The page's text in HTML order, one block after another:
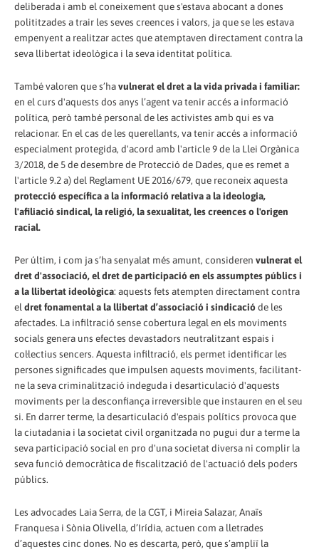
deliberada i amb el coneixement que s'estava abocant a dones
polititzades a trair les seves creences i valors, ja que se les estava
empenyent a realitzar actes que atemptaven directament contra la
seva llibertat ideològica i la seva identitat política.
També valoren que s’havulnerat el dret a la vida privada i familiar:
en el curs d'aquests dos anys l’agent va tenir accés a informació
política, però també personal de les activistes amb qui es va
relacionar. En el cas de les querellants, va tenir accés a informació
especialment protegida, d'acord amb l'article 9 de la Llei Orgànica
3/2018, de 5 de desembre de Protecció de Dades, que es remet a
l'article 9.2 a) del Reglament UE 2016/679, que reconeix aquesta
protecció específica a la informació relativa a la ideologia,
l'afiliació sindical, la religió, la sexualitat, les creences o l'origen
racial.
Per últim, i com ja s’ha senyalat més amunt, consideren vulnerat el
dret d'associació, el dret de participació en els assumptes públics i
a la llibertat ideològica: aquests fets atempten directament contra
el dret fonamental a la llibertat d’associació i sindicacióde les
afectades. La infiltració sense cobertura legal en els moviments
socials genera uns efectes devastadors neutralitzant espais i
col·lectius sencers. Aquesta infiltració, els permet identificar les
persones significades que impulsen aquests moviments, facilitant-
ne la seva criminalització indeguda i desarticulació d'aquests
moviments per la desconfiança irreversible que instauren en el seu
si. En darrer terme, la desarticulació d'espais polítics provoca que
la ciutadania i la societat civil organitzada no pugui dur a terme la
seva participació social en pro d'una societat diversa ni complir la
seva funció democràtica de fiscalització de l'actuació dels poders
públics.
Les advocades Laia Serra, de la CGT, i Mireia Salazar, Anaïs
Franquesa i Sònia Olivella, d’Irídia, actuen com a lletrades
d’aquestes cinc dones. No es descarta, però, que s’ampliï la